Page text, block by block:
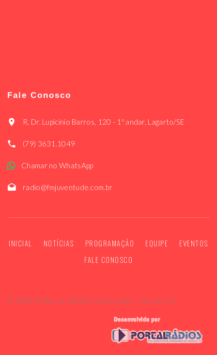
Fale Conosco
R. Dr. Lupicinio Barros, 120 - 1º andar, Lagarto/SE
(79) 3631.1049
Chamar no WhatsApp
radio@fmjuventude.com.br
INICIAL NOTÍCIAS PROGRAMAÇÃO EQUIPE
EVENTOS
FALE CONOSCO
© 2026 Todos os direitos reservados - Versão 2.4